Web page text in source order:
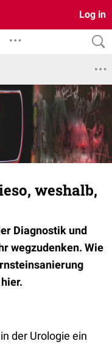
Log in
weshalb,
Diagnostik und
wegzudenken. Wie
der Urologie ein